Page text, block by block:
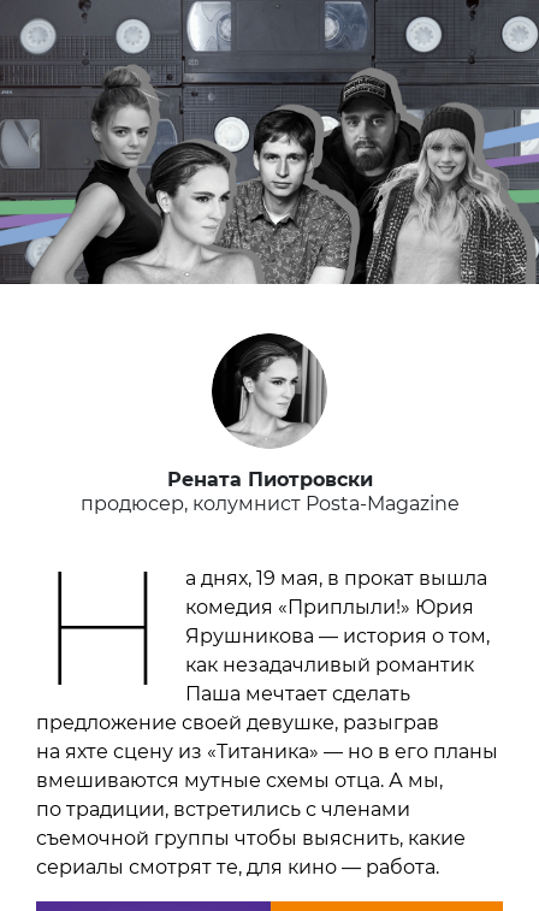
Рената Пиотровски
продюсер, колумнист Posta-Magazine
Н
а днях, 19 мая, в прокат вышла
комедия «Приплыли!» Юрия
Ярушникова — история о том,
как незадачливый романтик
Паша мечтает сделать
предложение своей девушке, разыграв
на яхте сцену из «Титаника» — но в его планы
вмешиваются мутные схемы отца. А мы,
по традиции, встретились с членами
съемочной группы чтобы выяснить, какие
сериалы смотрят те, для кино — работа.